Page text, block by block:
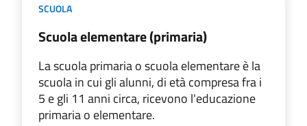
SCUOLA
Scuola elementare (primaria)
La scuola primaria o scuola elementare è la
scuola in cui gli alunni, di età compresa fra i
5 e gli 11 anni circa, ricevono l'educazione
primaria o elementare.